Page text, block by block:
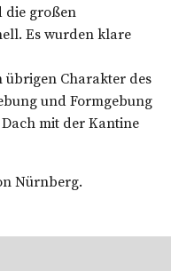
die großen
Es wurden klare
übrigen Charakter des
und Formgebung
mit der Kantine
Nürnberg.